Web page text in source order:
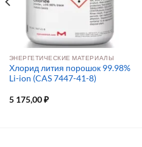
ЭНЕРГЕТИЧЕСКИЕ МАТЕРИАЛЫ
Хлорид лития порошок 99.98%
Li-ion (CAS 7447-41-8)
5 175,00₽